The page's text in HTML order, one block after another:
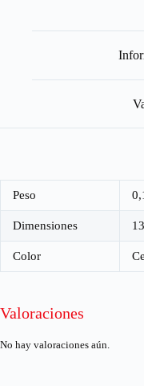
Peso
Dimensiones
Color
Valoraciones
No hay valoraciones aún.